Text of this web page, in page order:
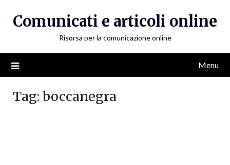
Comunicati e articoli online
Risorsa per la comunicazione online
Menu
Tag: boccanegra